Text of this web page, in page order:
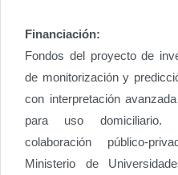
Financiación:
Fondos del proyecto de
de monitorización y
con interpretación
para uso domiciliario.
colaboración público-
Ministerio de